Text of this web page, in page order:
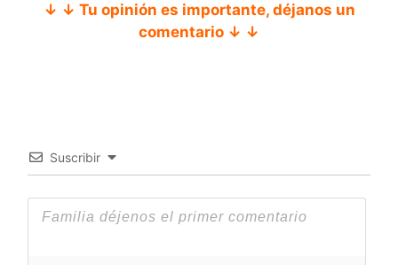
↓ ↓ Tu opinión es importante, déjanos un
comentario ↓ ↓
Suscribir